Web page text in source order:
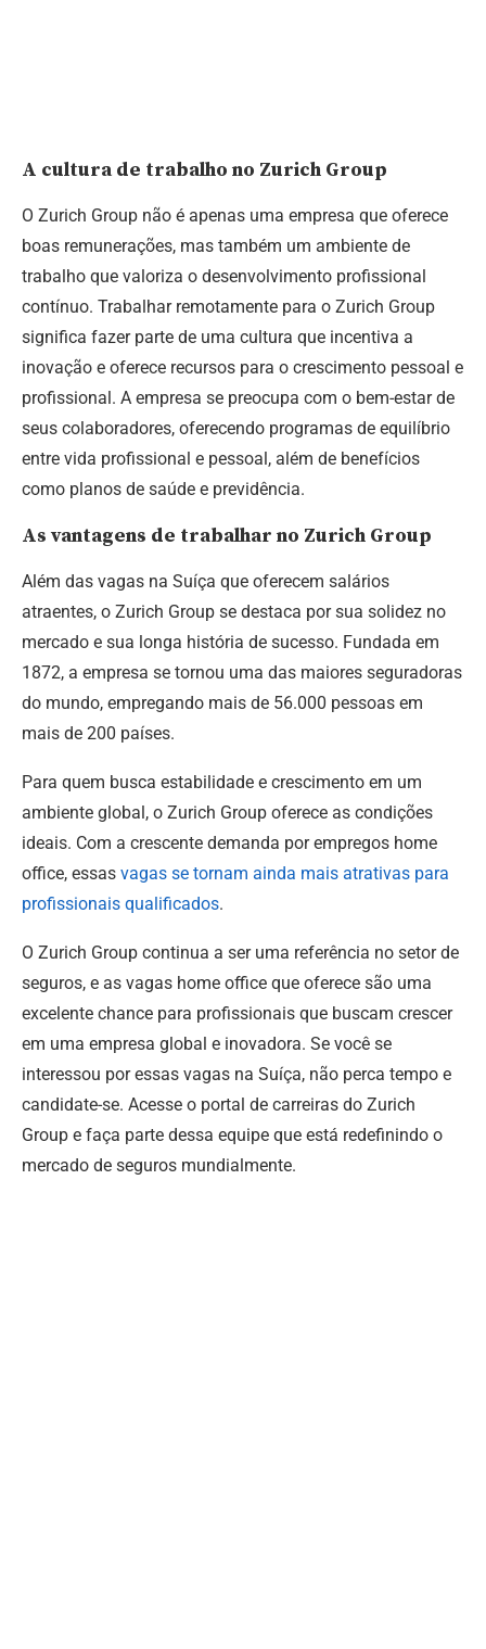
A cultura de trabalho no Zurich Group
O Zurich Group não é apenas uma empresa que oferece
boas remunerações, mas também um ambiente de
trabalho que valoriza o desenvolvimento profissional
contínuo. Trabalhar remotamente para o Zurich Group
significa fazer parte de uma cultura que incentiva a
inovação e oferece recursos para o crescimento pessoal e
profissional. A empresa se preocupa com o bem-estar de
seus colaboradores, oferecendo programas de equilíbrio
entre vida profissional e pessoal, além de benefícios
como planos de saúde e previdência.
As vantagens de trabalhar no Zurich Group
Além das vagas na Suíça que oferecem salários
atraentes, o Zurich Group se destaca por sua solidez no
mercado e sua longa história de sucesso. Fundada em
1872, a empresa se tornou uma das maiores seguradoras
do mundo, empregando mais de 56.000 pessoas em
mais de 200 países.
Para quem busca estabilidade e crescimento em um
ambiente global, o Zurich Group oferece as condições
ideais. Com a crescente demanda por empregos home
office, essas vagas se tornam ainda mais atrativas para
profissionais qualificados.
O Zurich Group continua a ser uma referência no setor de
seguros, e as vagas home office que oferece são uma
excelente chance para profissionais que buscam crescer
em uma empresa global e inovadora. Se você se
interessou por essas vagas na Suíça, não perca tempo e
candidate-se. Acesse o portal de carreiras do Zurich
Group e faça parte dessa equipe que está redefinindo o
mercado de seguros mundialmente.